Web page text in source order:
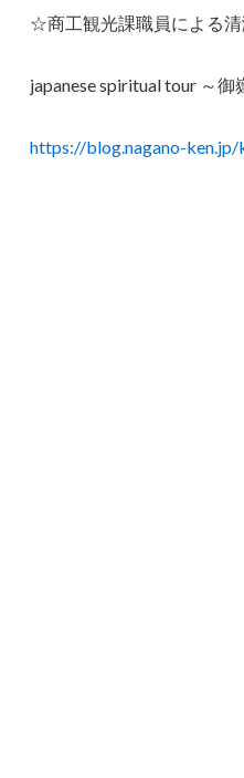
☆商工観光課職員による
japanese spiritual tour ～
https://blog.nagano-